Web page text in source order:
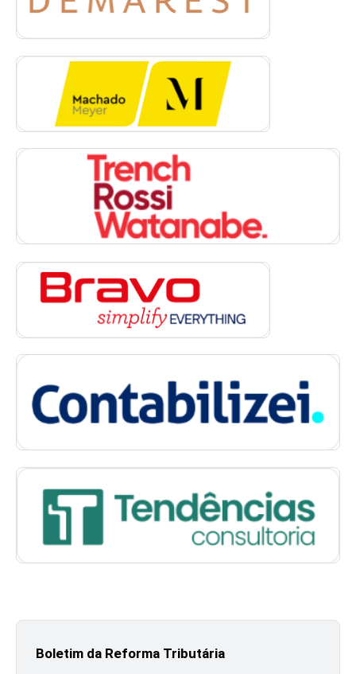
Boletim da Reforma Tributária